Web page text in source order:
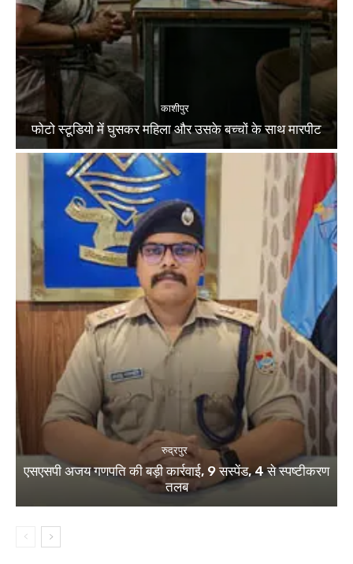
काशीपुर
फोटो स्टूडियो में घुसकर महिला और उसके बच्चों के साथ मारपीट
रुद्रपुर
एसएसपी अजय गणपति की बड़ी कार्रवाई, 9 सस्पेंड, 4 से स्पष्टीकरण
तलब